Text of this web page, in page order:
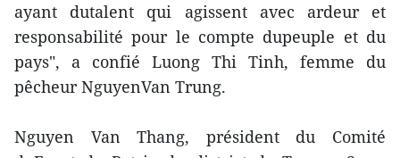
ayant dutalent qui agissent avec ardeur et
responsabilité pour le compte dupeuple et du
pays", a confié Luong Thi Tinh, femme du
pêcheur NguyenVan Trung.
Nguyen Van Thang, président du Comité